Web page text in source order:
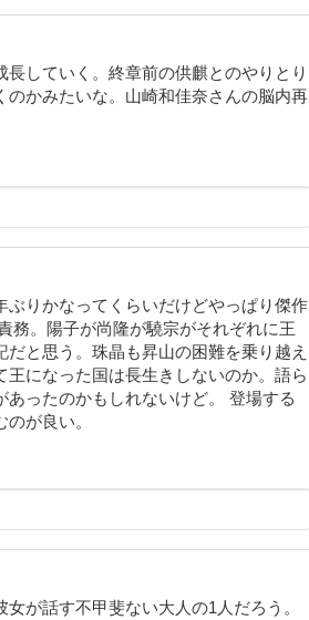
していく。終章前の供麒とのやりとり
かみたいな。山崎和佳奈さんの脳内再
ぶりかなってくらいだけどやっぱり傑作
務。陽子が尚隆が驍宗がそれぞれに王
と思う。珠晶も昇山の困難を乗り越え
になった国は長生きしないのか。語ら
ったのかもしれないけど。 登場する
が良い。
が話す不甲斐ない大人の1人だろう。